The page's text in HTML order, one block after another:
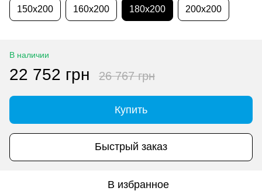
150x200 160x200 180x200 200x200
В наличии
22 752 грн 26 767 грн
Купить
Быстрый заказ
В избранное